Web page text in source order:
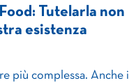
Tutelarla non
esistenza
più complessa. Anche il